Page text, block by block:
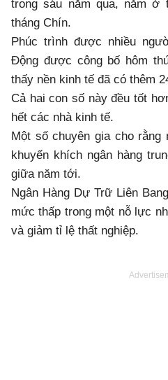
trong sáu năm qua, nằm ở
tháng Chín.
Phúc trình được nhiều
Động được công bố hôm
thấy nền kinh tế đã có thêm
Cả hai con số này đều tốt
hết các nhà kinh tế.
Một số chuyên gia cho
khuyến khích ngân hàng
giữa năm tới.
Ngân Hàng Dự Trữ Liên
mức thấp trong một nỗ lực
và giảm tỉ lệ thất nghiệp.